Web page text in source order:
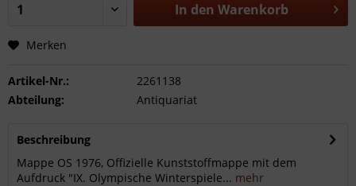
In den Warenkorb
Merken
Artikel-Nr.:
2261138
Abteilung:
Antiquariat
Beschreibung
Mappe OS 1976, Offizielle Kunststoffmappe mit dem
Aufdruck "IX. Olympische Winterspiele... mehr